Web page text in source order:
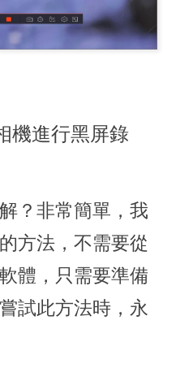
機進行黑屏錄
？非常簡單，我
方法，不需要從
體，只需要準備
試此方法時，永